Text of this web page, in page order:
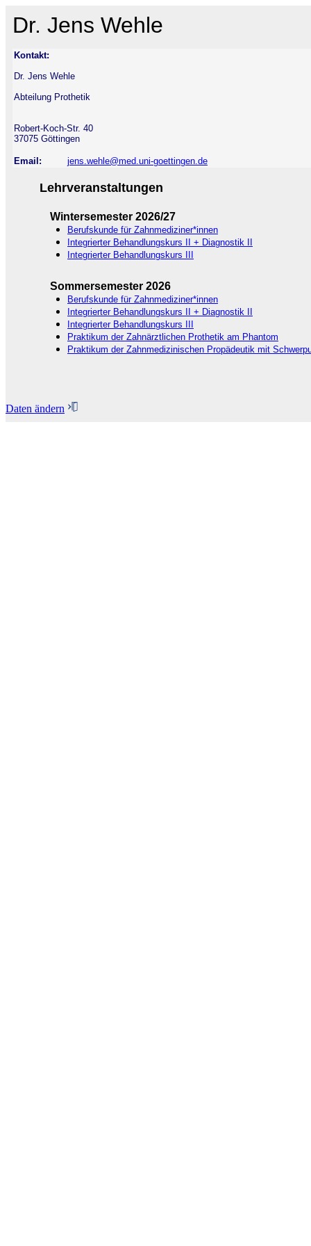
Dr. Jens Wehle
Kontakt:
Dr. Jens Wehle
Abteilung Prothetik
Robert-Koch-Str. 40
37075 Göttingen
Email: jens.wehle@med.uni-goettingen.de
Lehrveranstaltungen
Wintersemester 2026/27
Berufskunde für Zahnmediziner*innen
Integrierter Behandlungskurs II + Diagnostik II
Integrierter Behandlungskurs III
Sommersemester 2026
Berufskunde für Zahnmediziner*innen
Integrierter Behandlungskurs II + Diagnostik II
Integrierter Behandlungskurs III
Praktikum der Zahnärztlichen Prothetik am Phantom
Praktikum der Zahnmedizinischen Propädeutik mit
Daten ändern